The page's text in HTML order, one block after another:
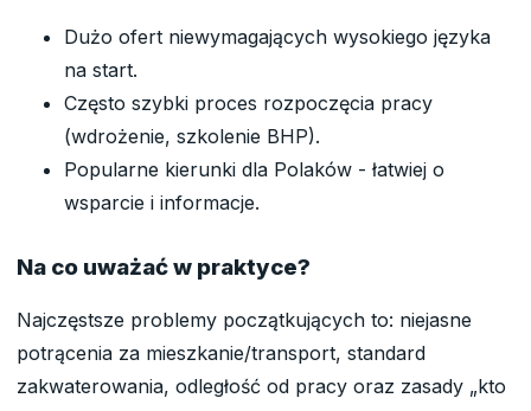
Dużo ofert niewymagających wysokiego języka
na start.
Często szybki proces rozpoczęcia pracy
(wdrożenie, szkolenie BHP).
Popularne kierunki dla Polaków - łatwiej o
wsparcie i informacje.
Na co uważać w praktyce?
Najczęstsze problemy początkujących to: niejasne
potrącenia za mieszkanie/transport, standard
zakwaterowania, odległość od pracy oraz zasady „kto